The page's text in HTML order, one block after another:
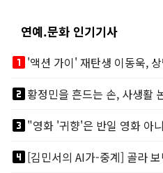
연예.문화 인기기사
looks_one
looks_two
looks_3"영화 '귀향'은 반일 영화 아
looks_4